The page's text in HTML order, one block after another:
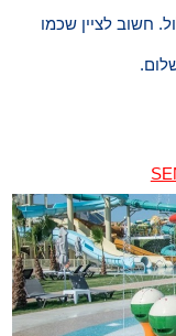
חשוב לציין שכמו